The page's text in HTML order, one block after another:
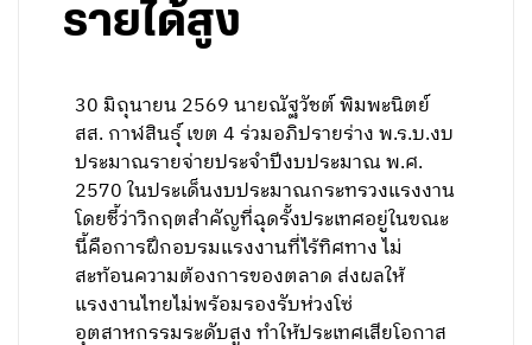
รายได้สูง
30 มิถุนายน 2569 นายณัฐวัชต์ พิมพะนิตย์
สส. กาฬสินธุ์ เขต 4 ร่วมอภิปรายร่าง พ.ร.บ.งบ
ประมาณรายจ่ายประจำปีงบประมาณ พ.ศ.
2570 ในประเด็นงบประมาณกระทรวงแรงงาน
โดยชี้ว่าวิกฤตสำคัญที่ฉุดรั้งประเทศอยู่ในขณะ
นี้คือการฝึกอบรมแรงงานที่ไร้ทิศทาง ไม่
สะท้อนความต้องการของตลาด ส่งผลให้
แรงงานไทยไม่พร้อมรองรับห่วงโซ่
อุตสาหกรรมระดับสูง ทำให้ประเทศเสียโอกาส